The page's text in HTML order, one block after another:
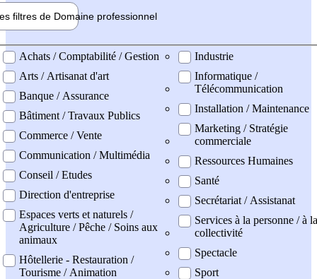
filtres de Domaine professionnel
professionel
Achats / Comptabilité / Gestion
Arts / Artisanat d'art
Banque / Assurance
Bâtiment / Travaux Publics
Commerce / Vente
Communication / Multimédia
Conseil / Etudes
Direction d'entreprise
Espaces verts et naturels /
Agriculture / Pêche / Soins aux
animaux
Hôtellerie - Restauration /
Tourisme / Animation
Industrie
Informatique /
Télécommunication
Installation / Maintenance
Marketing / Stratégie
commerciale
Ressources Humaines
Santé
Secrétariat / Assistanat
Services à la personne / à la
collectivité
Spectacle
Sport